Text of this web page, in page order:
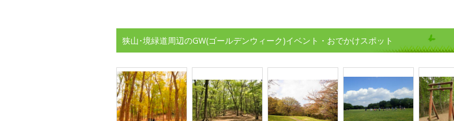
狭山･境緑道周辺のGW(ゴールデンウィーク)イベント・おでかけスポット